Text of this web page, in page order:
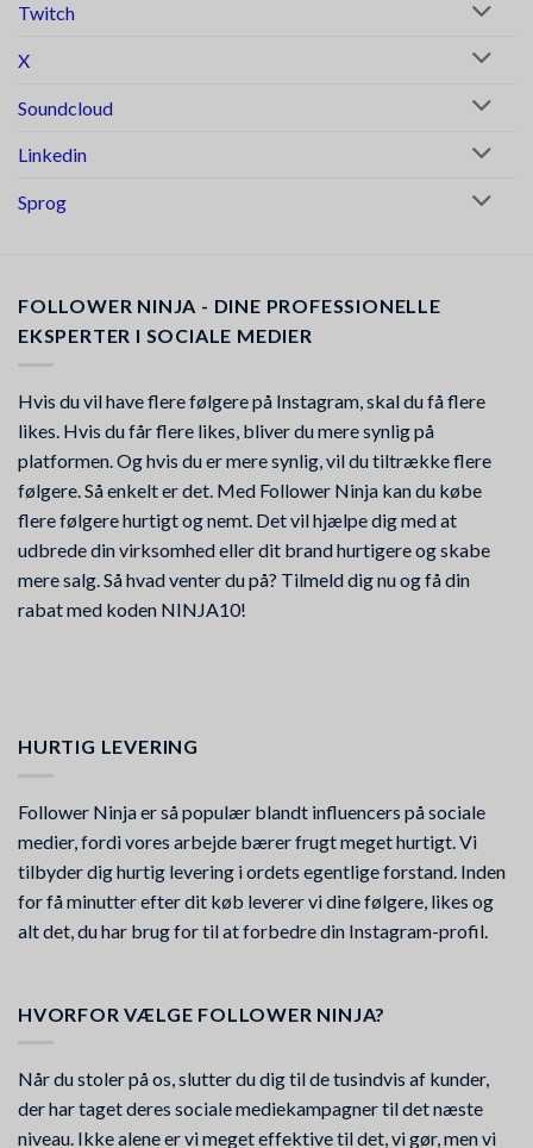
Twitch
X
Soundcloud
Linkedin
Sprog
FOLLOWER NINJA - DINE PROFESSIONELLE
EKSPERTER I SOCIALE MEDIER
Hvis du vil have flere følgere på Instagram, skal du få flere
likes. Hvis du får flere likes, bliver du mere synlig på
platformen. Og hvis du er mere synlig, vil du tiltrække flere
følgere. Så enkelt er det. Med Follower Ninja kan du købe
flere følgere hurtigt og nemt. Det vil hjælpe dig med at
udbrede din virksomhed eller dit brand hurtigere og skabe
mere salg. Så hvad venter du på? Tilmeld dig nu og få din
rabat med koden NINJA10!
HURTIG LEVERING
Follower Ninja er så populær blandt influencers på sociale
medier, fordi vores arbejde bærer frugt meget hurtigt. Vi
tilbyder dig hurtig levering i ordets egentlige forstand. Inden
for få minutter efter dit køb leverer vi dine følgere, likes og
alt det, du har brug for til at forbedre din Instagram-profil.
HVORFOR VÆLGE FOLLOWER NINJA?
Når du stoler på os, slutter du dig til de tusindvis af kunder,
der har taget deres sociale mediekampagner til det næste
niveau. Ikke alene er vi meget effektive til det, vi gør, men vi